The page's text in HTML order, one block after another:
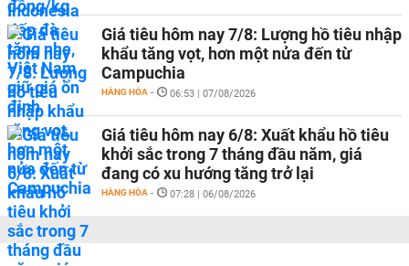
Giá tiêu hôm nay 7/8: Lượng hồ tiêu nhập
khẩu tăng vọt, hơn một nửa đến từ
Campuchia
HÀNG HÓA - 06:53 | 07/08/2026
Giá tiêu hôm nay 6/8: Xuất khẩu hồ tiêu
khởi sắc trong 7 tháng đầu năm, giá
đang có xu hướng tăng trở lại
HÀNG HÓA - 07:28 | 06/08/2026